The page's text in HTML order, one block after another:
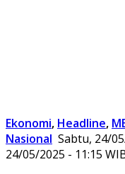
Ekonomi, Headline,
Nasional Sabtu, 24/
24/05/2025 - 11:15